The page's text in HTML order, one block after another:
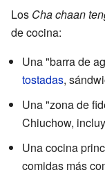
Los Cha chaan
de cocina:
Una "barra de
tostadas,
Una "zona de
Chiuchow,
Una cocina
comidas más